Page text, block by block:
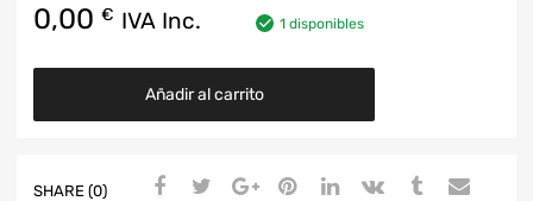
0,00 € IVA Inc. 1 disponibles
Añadir al carrito
SHARE (0)